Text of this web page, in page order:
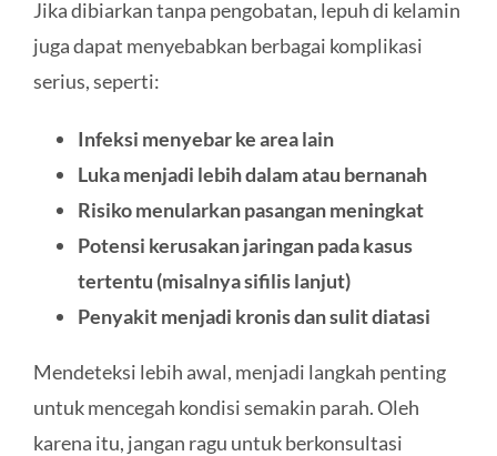
Jika dibiarkan tanpa pengobatan, lepuh di kelamin
juga dapat menyebabkan berbagai komplikasi
serius, seperti:
Infeksi menyebar ke area lain
Luka menjadi lebih dalam atau bernanah
Risiko menularkan pasangan meningkat
Potensi kerusakan jaringan pada kasus
tertentu (misalnya sifilis lanjut)
Penyakit menjadi kronis dan sulit diatasi
Mendeteksi lebih awal, menjadi langkah penting
untuk mencegah kondisi semakin parah. Oleh
karena itu, jangan ragu untuk berkonsultasi